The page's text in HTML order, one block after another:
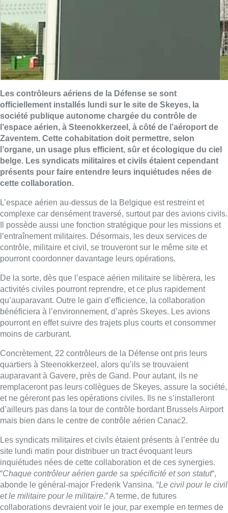
Les contrôleurs aériens de la Défense se sont
officiellement installés lundi sur le site de Skeyes, la
société publique autonome chargée du contrôle de
l’espace aérien, à Steenokkerzeel, à côté de l’aéroport de
Zaventem. Cette cohabitation doit permettre, selon
l’organe, un usage plus efficient, sûr et écologique du ciel
belge. Les syndicats militaires et civils étaient cependant
présents pour faire entendre leurs inquiétudes nées de
cette collaboration.
L’espace aérien au-dessus de la Belgique est restreint et
complexe car densément traversé, surtout par des avions civils.
Il possède aussi une fonction stratégique pour les missions et
l’entraînement militaires. Désormais, les deux services de
contrôle, militaire et civil, se trouveront sur le même site et
pourront coordonner davantage leurs opérations.
De la sorte, dès que l’espace aérien militaire se libèrera, les
activités civiles pourront reprendre, et ce plus rapidement
qu’auparavant. Outre le gain d’efficience, la collaboration
bénéficiera à l’environnement, d’après Skeyes. Les avions
pourront en effet suivre des trajets plus courts et consommer
moins de carburant.
Concrètement, 22 contrôleurs de la Défense ont pris leurs
quartiers à Steenokkerzeel, alors qu’ils se trouvaient
auparavant à Gavere, près de Gand. Pour autant, ils ne
remplaceront pas leurs collègues de Skeyes, assure la société,
et ne géreront pas les opérations civiles. Ils ne s’installeront
d’ailleurs pas dans la tour de contrôle bordant Brussels Airport
mais bien dans le centre de contrôle aérien Canac2.
Les syndicats militaires et civils étaient présents à l’entrée du
site lundi matin pour distribuer un tract évoquant leurs
inquiétudes nées de cette collaboration et de ces synergies.
“Chaque contrôleur aérien garde sa spécificité et son statut“,
abonde le général-major Frederik Vansina. “Le civil pour le civil
et le militaire pour le militaire.” A terme, de futures
collaborations devraient voir le jour, par exemple en termes de